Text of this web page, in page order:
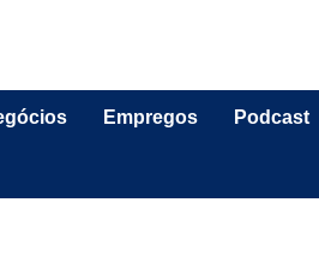
Empregos Podcast